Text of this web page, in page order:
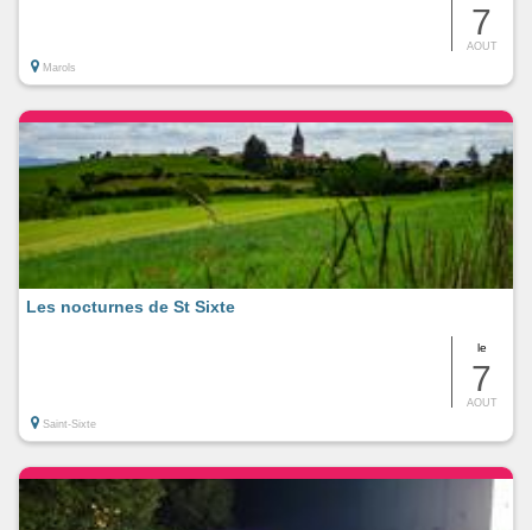
7
AOUT
Marols
le
7
AOUT
Les nocturnes de St Sixte
Saint-Sixte